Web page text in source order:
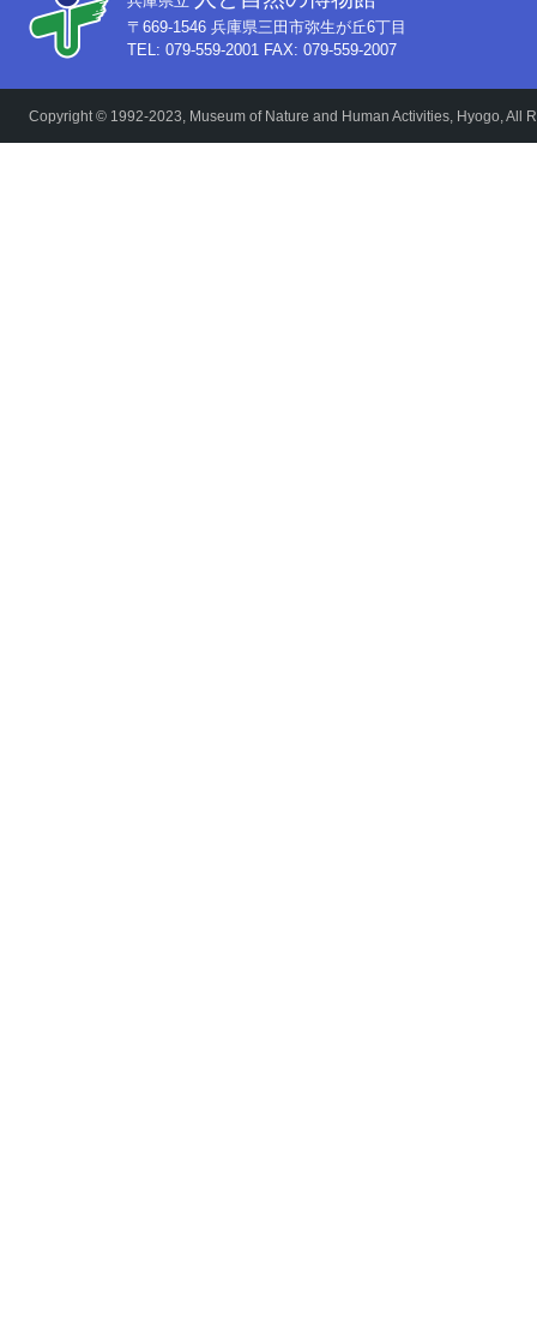
〒669-1546 兵庫県三田市弥生が丘6丁目
TEL: 079-559-2001 FAX: 079-559-2007
Copyright © 1992-2023, Museum of Nature and Human Activities, Hyogo, All